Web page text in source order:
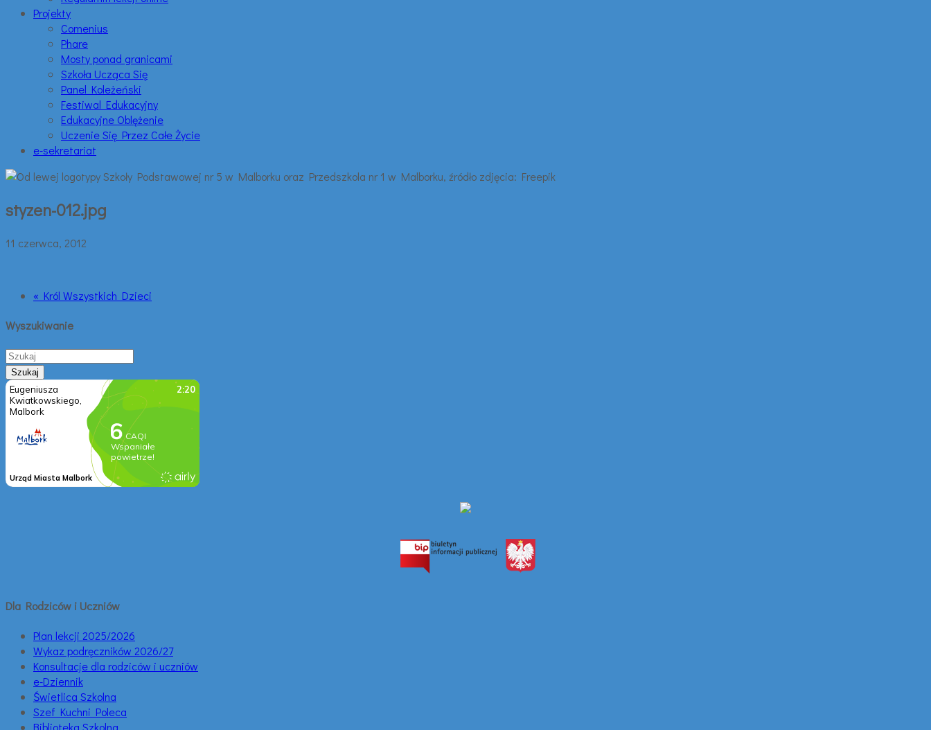
Projekty
Comenius
Phare
Mosty ponad granicami
Szkoła Ucząca Się
Panel Koleżeński
Festiwal Edukacyjny
Edukacyjne Oblężenie
Uczenie Się Przez Całe Życie
e-sekretariat
styzen-012.jpg
11 czerwca, 2012
« Król Wszystkich Dzieci
Wyszukiwanie
Dla Rodziców i Uczniów
Plan lekcji 2025/2026
Wykaz podręczników 2026/27
Konsultacje dla rodziców i uczniów
e-Dziennik
Świetlica Szkolna
Szef Kuchni Poleca
Biblioteka Szkolna